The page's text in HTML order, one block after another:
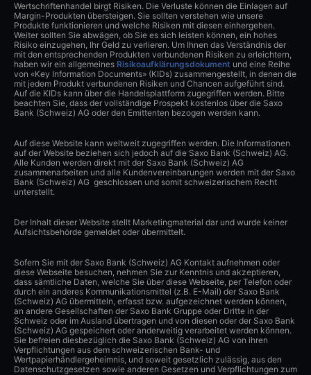
Wertschriftenhandel birgt Risiken. Die Verluste können die Einlagen auf
Margin-Produkten übersteigen. Sie sollten verstehen wie unsere
Produkte funktionieren und welche Risiken mit diesen einhergehen.
Weiter sollten Sie abwägen, ob Sie es sich leisten können, ein hohes
Risiko einzugehen, Ihr Geld zu verlieren. Um Ihnen das Verständnis der
mit den entsprechenden Produkten verbundenen Risiken zu erleichtern,
haben wir ein allgemeines Risikoaufklärungsdokument und eine Reihe
von «Key Information Documents» (KIDs) zusammengestellt, in denen die
mit jedem Produkt verbundenen Risiken und Chancen aufgeführt sind.
Auf die KIDs kann über die Handelsplattform zugegriffen werden. Bitte
beachten Sie, dass der vollständige Prospekt kostenlos über die Saxo
Bank (Schweiz) AG oder den Emittenten bezogen werden kann.
Auf diese Website kann weltweit zugegriffen werden. Die Informationen
auf der Website beziehen sich jedoch auf die Saxo Bank (Schweiz) AG.
Alle Kunden werden direkt mit der Saxo Bank (Schweiz) AG
zusammenarbeiten und alle Kundenvereinbarungen werden mit der Saxo
Bank (Schweiz) AG geschlossen und somit schweizerischem Recht
unterstellt.
Der Inhalt dieser Website stellt Marketingmaterial dar und wurde keiner
Aufsichtsbehörde gemeldet oder übermittelt.
Sofern Sie mit der Saxo Bank (Schweiz) AG Kontakt aufnehmen oder
diese Webseite besuchen, nehmen Sie zur Kenntnis und akzeptieren,
dass sämtliche Daten, welche Sie über diese Webseite, per Telefon oder
durch ein anderes Kommunikationsmittel (z.B. E-Mail) der Saxo Bank
(Schweiz) AG übermitteln, erfasst bzw. aufgezeichnet werden können,
an andere Gesellschaften der Saxo Bank Gruppe oder Dritte in der
Schweiz oder im Ausland übertragen und von diesen oder der Saxo Bank
(Schweiz) AG gespeichert oder anderweitig verarbeitet werden können.
Sie befreien diesbezüglich die Saxo Bank (Schweiz) AG von ihren
Verpflichtungen aus dem schweizerischen Bank- und
Wertpapierhändlergeheimnis, und soweit gesetzlich zulässig, aus den
Datenschutzgesetzen sowie anderen Gesetzen und Verpflichtungen zum